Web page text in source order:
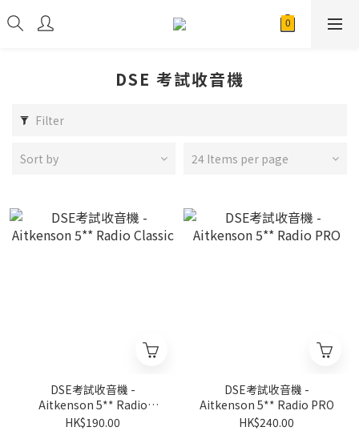
DSE 考試收音機
Filter
Sort by 24 Items per page
DSE考試收音機 -
Aitkenson 5** Radio
Classic
HK$190.00
DSE考試收音機 -
Aitkenson 5** Radio PRO
HK$240.00